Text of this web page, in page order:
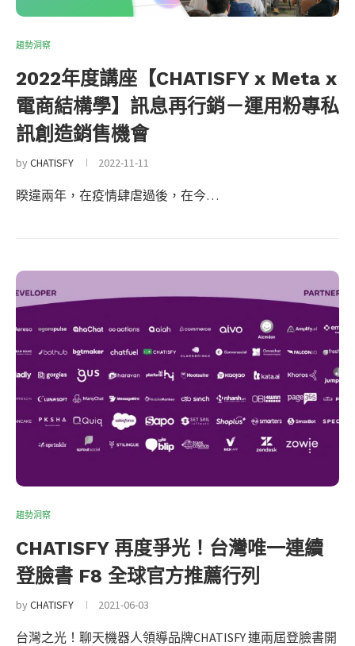
趨勢洞察
2022年度講座【CHATISFY x Meta x
電商結構學】訊息再行銷－運用粉專私
訊創造銷售機會
byCHATISFY 2022-11-11
睽違兩年，在疫情肆虐過後，在今…
趨勢洞察
CHATISFY 再度爭光！台灣唯一連續
登臉書 F8 全球官方推薦行列
byCHATISFY 2021-06-03
台灣之光！聊天機器人領導品牌CHATISFY 連兩屆登臉書開